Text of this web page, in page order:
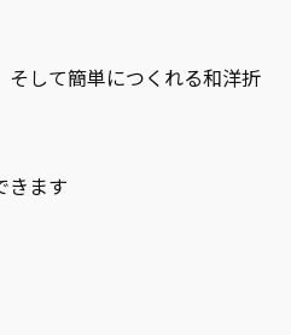
して簡単につくれる和洋折
きます